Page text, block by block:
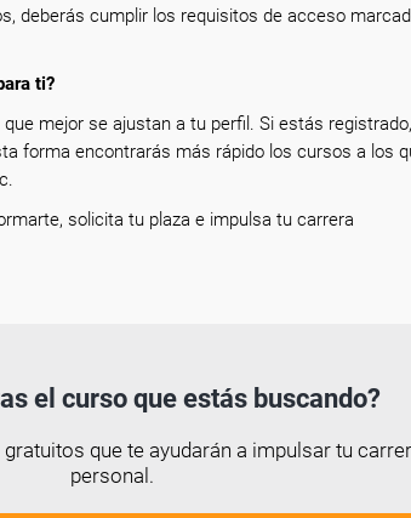
deberás cumplir los requisitos de acceso
ti?
mejor se ajustan a tu perfil. Si estás registrado,
forma encontrarás más rápido los cursos a los
solicita tu plaza e impulsa tu carrera
el curso que estás buscando?
que te ayudarán a impulsar tu
personal.